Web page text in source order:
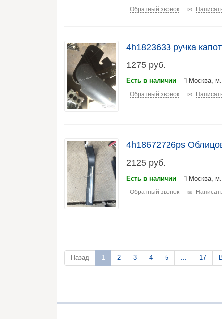
Обратный звонок
4h1823633 ручка
1275 руб.
Есть в наличии Москва,
Обратный звонок
4h18672726ps
2125 руб.
Есть в наличии Москва,
Обратный звонок
Назад 1 2 3 4 5 ... 17